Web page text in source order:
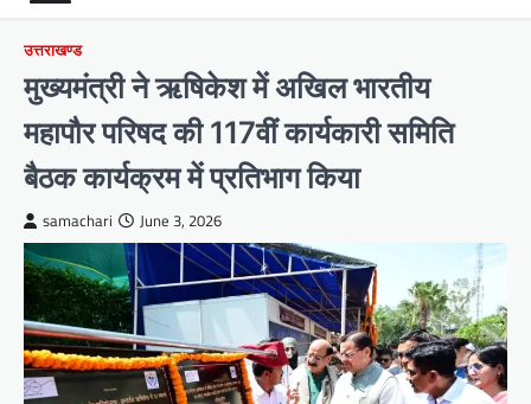
उत्तराखण्ड
मुख्यमंत्री ने ऋषिकेश में अखिल भारतीय
महापौर परिषद की 117वीं कार्यकारी समिति
बैठक कार्यक्रम में प्रतिभाग किया
samachari June 3, 2026